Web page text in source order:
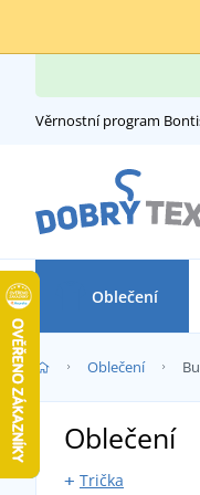
Věrnostní program
Oblečení
Oblečení
Oblečení
Trička